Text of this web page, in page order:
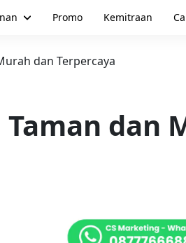
Promo Kemitraan
dan Terpercaya
dan